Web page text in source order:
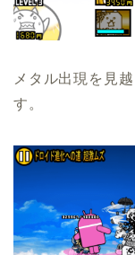
メタル出現を見
す。